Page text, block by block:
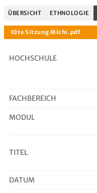
ÜBERSICHT ETHNOLOGIE
HOCHSCHULE
FACHBEREICH
MODUL
TITEL
DATUM